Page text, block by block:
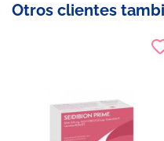
Otros clientes